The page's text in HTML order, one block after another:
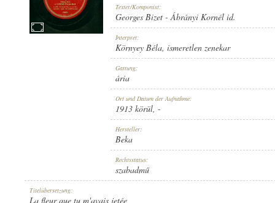
1913 KÖRÜL
Texter/Komponist:
Georges Bizet -Ábrányi Kornél id.
Interpret:
Környey Béla, ismeretlen zenekar
Gattung:
ária
Ort und Datum der Aufnahme:
1913 körül, -
Hersteller:
Beka
Rechtsstatus:
szabadmű
Titelübersetzung:
La fleur que tu m'avais jetée